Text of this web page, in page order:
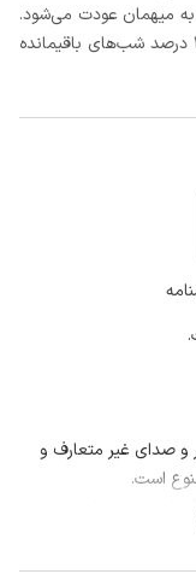
15 درصد کارمزد به میهمان عودت می‌شود.
در غیر اینصورت اجاره شب اول بعلاوه حداکثر 15 درصد شب‌های باقیمانده
و صدای غیر متعارف و
استفاده از استخر
نمی شود.